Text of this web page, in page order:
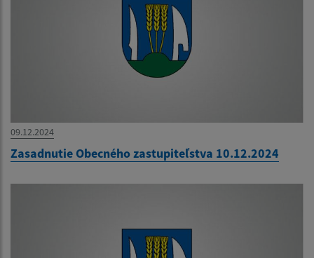
09.12.2024
Zasadnutie Obecného zastupiteľstva 10.12.2024